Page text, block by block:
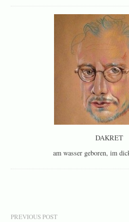
DAKRET
am wasser geboren, im
PREVIOUS POST